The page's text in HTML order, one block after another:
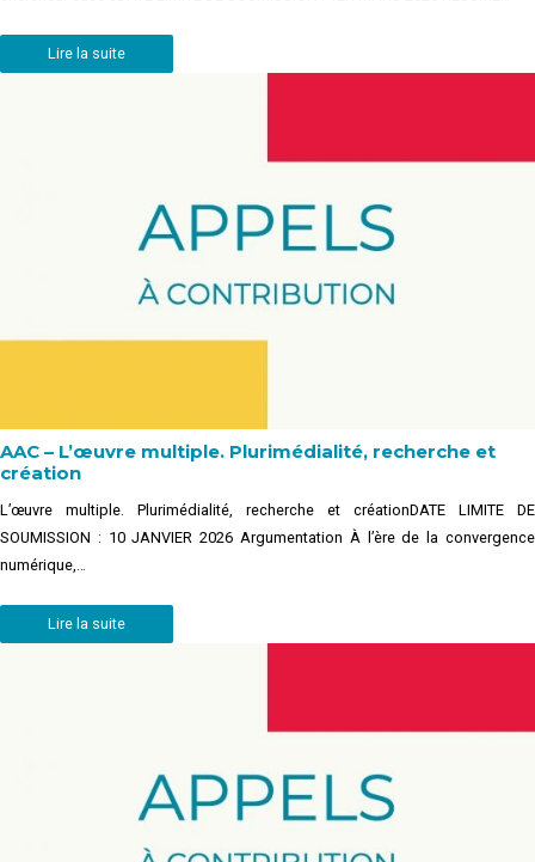
Lire la suite
AAC – L’œuvre multiple. Plurimédialité, recherche et
création
L’œuvre multiple. Plurimédialité, recherche et créationDATE LIMITE DE
SOUMISSION : 10 JANVIER 2026 Argumentation À l’ère de la convergence
numérique,…
Lire la suite